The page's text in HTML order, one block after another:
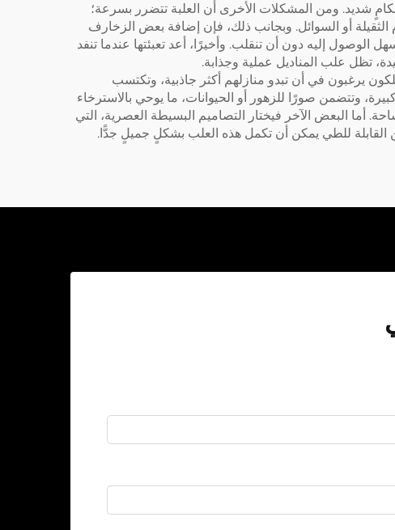
شديد. ومن المشكلات الأخرى أن العلبة تتضرر بسرعة؛
أو السوائل. وبجانب ذلك، فإن إضافة بعض الزخارف
إليه دون أن تنقلب. وأخيرًا، أعد تعبئتها عندما تنفد
تظل علب المناديل عملية وجذابة.
يرغبون في أن تبدو منازلهم أكثر جاذبية، وتكتسب
وتتضمن صورًا للزهور أو الحيوانات، ما يوحي بالاسترخاء
أما البعض الآخر فيختار التصاميم البسيطة العصرية، التي
للطي يمكن أن تكمل هذه العلب بشكلٍ جميلٍ جدًّا.